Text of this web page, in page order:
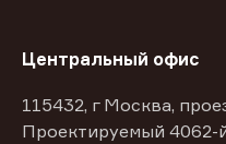
Центральный офис
115432, г Москва,
Проектируемый 4062-